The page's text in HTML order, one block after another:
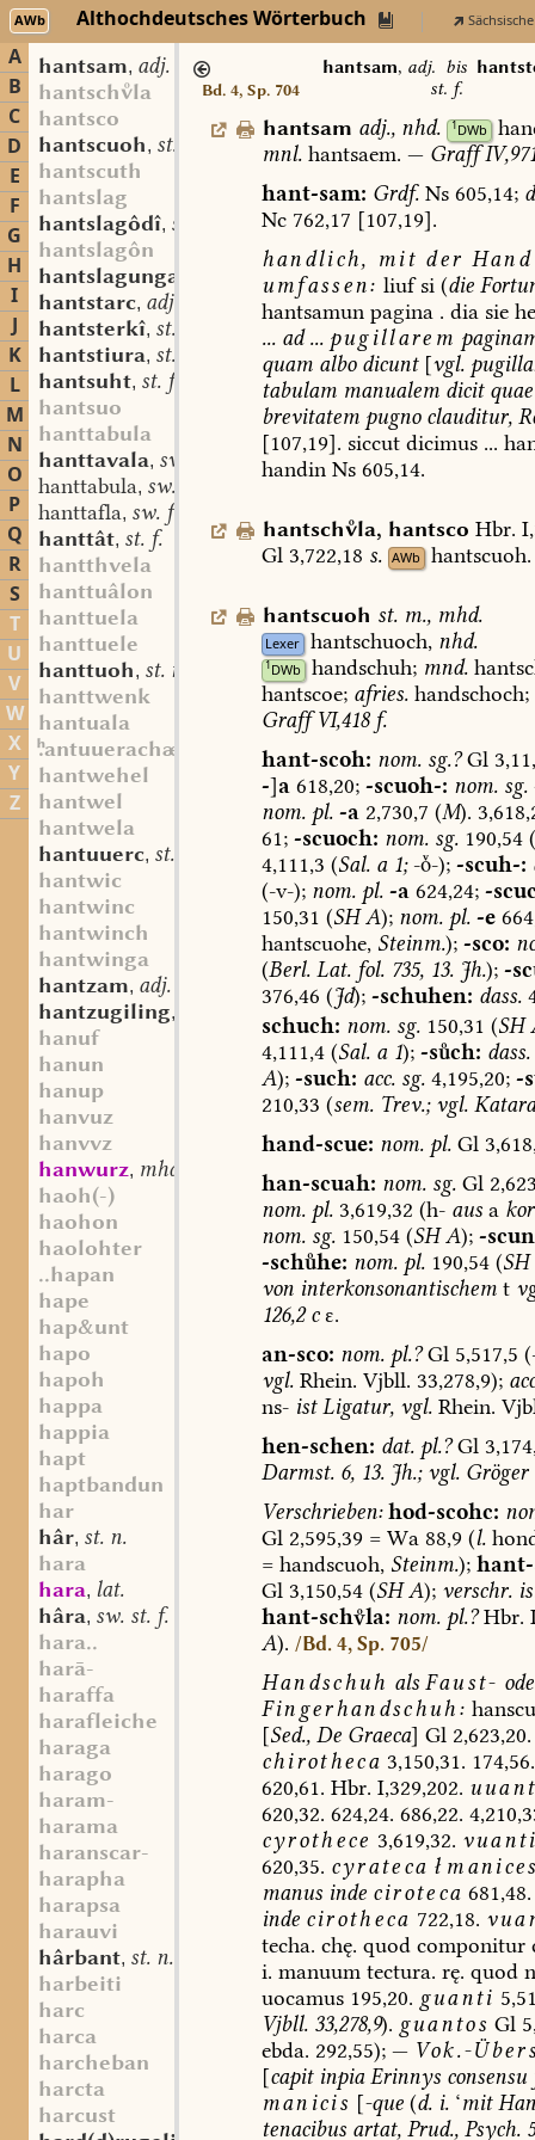
AWb Althochdeutsches Wörterbuch
A
B
C
D
E
F
G
H
I
J
K
L
M
N
O
P
Q
R
S
T
U
V
W
X
Y
Z
hantsam, adj.
hantschla
hantsco
hantscuoh, st. m.
hantscuth
hantslag
hantslagôdî, st. f.
hantslagôn
hantslagunga
hantstarc, adj.
hantsterkî, st. f.
hantstiura, st. f.
hantsuht, st. f.
hantsuo
hanttabula
hanttavala, sw. f.
hanttabula, sw. f.
hanttafla, sw. f.
hanttât, st. f.
hantthvela
hanttuâlon
hanttuela
hanttuele
hanttuoh, st. n.
hanttwenk
hantuala
antuuerachæs
hantwehel
hantwel
hantwela
hantuuerc, st. n.
hantwic
hantwinc
hantwinch
hantwinga
hantzam, adj.
hantzugiling,
hanuf
hanun
hanup
hanvuz
hanvvz
hanwurz, mhd. st. f.
haoh(-)
haohon
haolohter
..hapan
hape
hap&unt
hapo
hapoh
happa
happia
hapt
haptbandun
har
hâr, st. n.
hara
hara, lat.
hâra, sw. st. f.
hara..
harā-
haraffa
harafleiche
haraga
harago
haram-
harama
haranscar-
harapha
harapsa
harauvi
hârbant, st. n.
harbeiti
harc
harca
harcheban
harcta
harcust
Bd. 4, Sp. 704
hantsam, adj. bis
st. f.
hantsam adj., nhd. 1DWb
mnl.hantsaem. — Graff
hant-sam: Grdf.Ns605,14;
Nc762,17 [107,19].
handlich, mit der Hand
umfassen: liufsi (die
hantsamunpagina. dia sie
...ad... pugillarem
quamalbodicunt[vgl.
tabulammanualemdicitquae
brevitatempugno clauditur,
[107,19]. siccutdicimus...
handinNs605,14.
hantschla, hantsco Hbr.
Gl3,722,18 s. AWb hantscuoh.
hantscuoh st. m., mhd.
Lexer hantschuoch, nhd.
1DWb handschuh; mnd.
hantscoe; afries. handschoch;
GraffVI,418f.
hant-scoh: nom.sg.?Gl
-]a 618,20; -scuoh-: nom.sg.
nom.pl. -a2,730,7 (M).
61; -scuoch: nom.sg.190,54(
4,111,3 (Sal.a1;--); -scuh-:
(-v-); nom.pl. -a624,24; -
150,31 (SHA); nom.pl. -e
hantscuohe, Steinm.); -sco:
(Berl.Lat.fol.735,13.Jh.); -
376,46 (Jd); -schuhen: dass.
schuch: nom. sg.150,31 (SH
4,111,4(Sal.a1); -sch: dass.
A); -such: acc.sg.4,195,20; -
210,33 (sem.Trev.;vgl.Katara
hand-scue: nom.pl.Gl
han-scuah: nom.sg.Gl
nom.pl. 3,619,32 (h- ausa
nom.sg.150,54 (SHA); -
-schhe: nom.pl. 190,54(SH
voninterkonsonantischem t
126,2cε.
an-sco: nom.pl.?Gl5,517,5
vgl. Rhein. Vjbll. 33,278,9);
ns- ist Ligatur,vgl.Rhein.
hen-schen: dat.pl.?Gl
Darmst. 6,13.Jh.;vgl.Gröger
Verschrieben: hod-scohc:
Gl2,595,39 =Wa88,9 (l.
=handscuoh, Steinm.);
Gl3,150,54(SHA); verschr.
hant-schla: nom.pl.?Hbr.
A). /Bd. 4, Sp. 705/
Handschuh als Faust-
Fingerhandschuh:
[Sed.,DeGraeca] Gl2,623,20.
chirotheca 3,150,31. 174,56.
620,61. Hbr. I,329,202.
620,32. 624,24. 686,22.
cyrothece 3,619,32.
620,35. cyrateca ł
manusinde ciroteca 681,48.
inde cirotheca 722,18.
techa. chę. quodcomponitur
i. manuumtectura. rę. quod
uocamus195,20. guanti
Vjbll. 33,278,9). guantos Gl
ebda. 292,55);— Vok.-
[capitinpiaErinnys consensu
manicis [-que (d. i. ‘mit
tenacibusartat,Prud.,Psych.